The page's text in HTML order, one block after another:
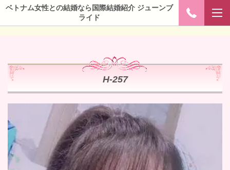
ベトナム女性との結婚なら国際結婚紹介 ジューンブ
ライド
H-257